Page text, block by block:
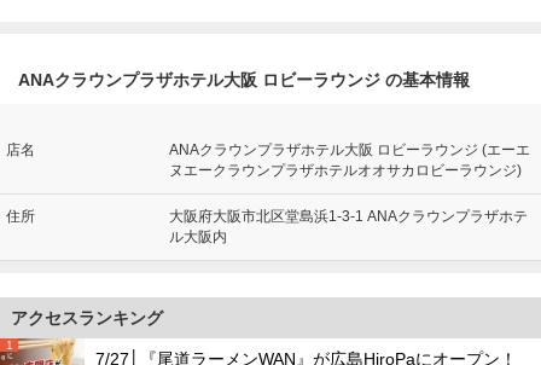
ANAクラウンプラザホテル大阪 ロビーラウンジ の基本情報
店名
ANAクラウンプラザホテル大阪 ロビーラウンジ (エーエ
ヌエークラウンプラザホテルオオサカロビーラウンジ)
住所
大阪府大阪市北区堂島浜1-3-1 ANAクラウンプラザホテ
ル大阪内
アクセスランキング
1
7/27│『尾道ラーメンWAN』が広島HiroPaにオープン！